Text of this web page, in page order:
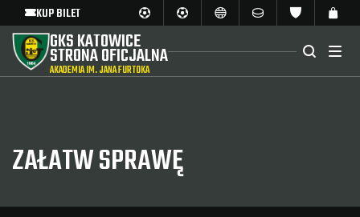
KUP BILET
GKS KATOWICE
STRONA OFICJALNA
AKADEMIA IM. JANA FURTOKA
ZAŁATW SPRAWĘ